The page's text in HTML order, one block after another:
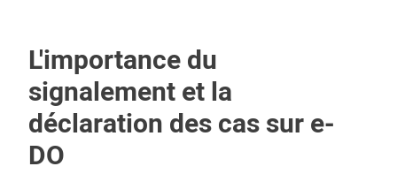
L'importance du
signalement et la
déclaration des cas sur e-
DO